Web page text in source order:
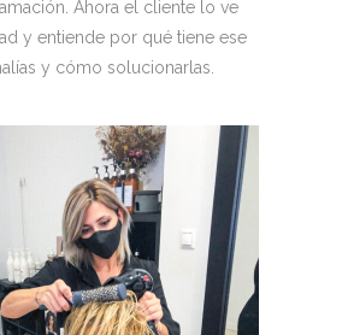
Ahora el cliente lo ve
y entiende por qué tiene ese
y cómo solucionarlas.